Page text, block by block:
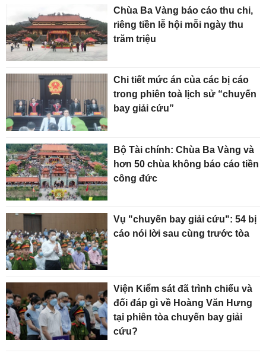
Chùa Ba Vàng báo cáo thu chi,
riêng tiền lễ hội mỗi ngày thu
trăm triệu
Chi tiết mức án của các bị cáo
trong phiên toà lịch sử “chuyến
bay giải cứu”
Bộ Tài chính: Chùa Ba Vàng và
hơn 50 chùa không báo cáo tiền
công đức
Vụ "chuyến bay giải cứu": 54 bị
cáo nói lời sau cùng trước tòa
Viện Kiểm sát đã trình chiếu và
đối đáp gì về Hoàng Văn Hưng
tại phiên tòa chuyến bay giải
cứu?